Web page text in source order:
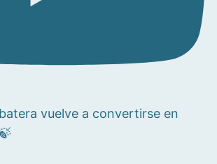
vuelve a convertirse en